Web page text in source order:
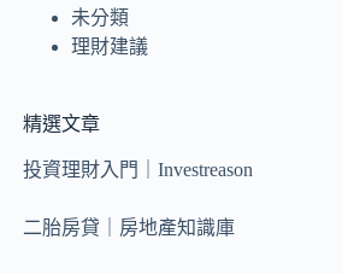
未分類
理財建議
精選文章
投資理財入門｜Investreason
二胎房貸｜房地產知識庫